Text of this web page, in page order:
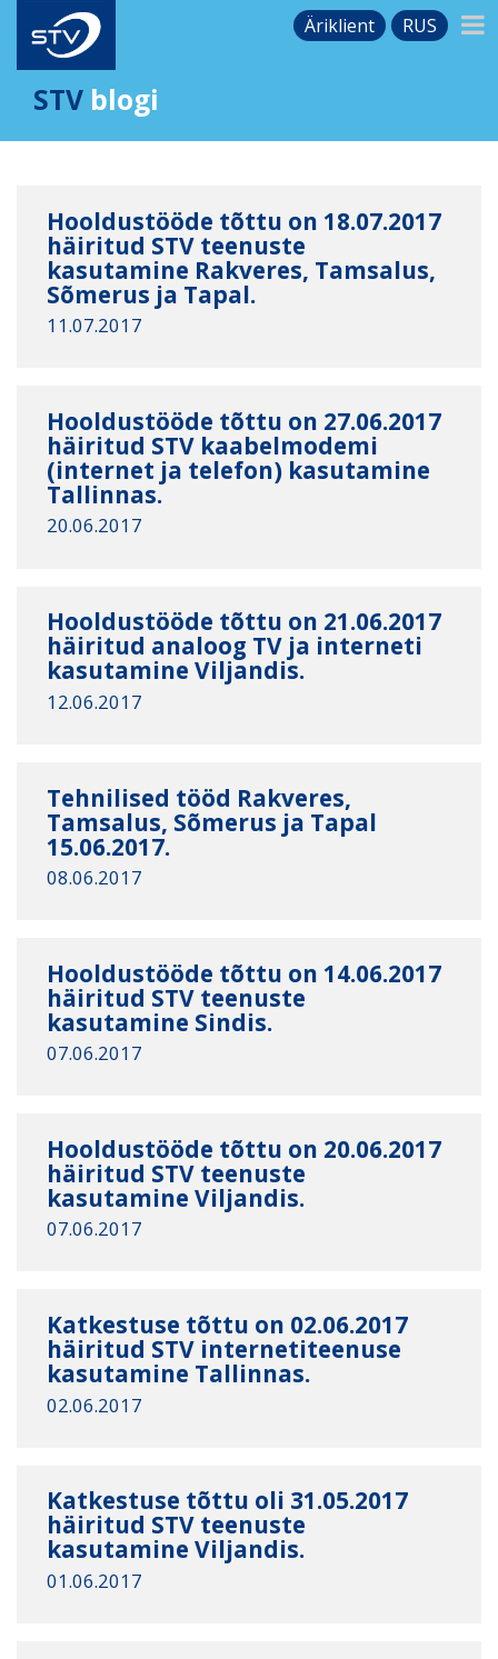
Äriklient RUS
STV blogi
Hooldustööde tõttu on 18.07.2017
häiritud STV teenuste
kasutamine Rakveres, Tamsalus,
Sõmerus ja Tapal.
11.07.2017
Hooldustööde tõttu on 27.06.2017
häiritud STV kaabelmodemi
(internet ja telefon) kasutamine
Tallinnas.
20.06.2017
Hooldustööde tõttu on 21.06.2017
häiritud analoog TV ja interneti
kasutamine Viljandis.
12.06.2017
Tehnilised tööd Rakveres,
Tamsalus, Sõmerus ja Tapal
15.06.2017.
08.06.2017
Hooldustööde tõttu on 14.06.2017
häiritud STV teenuste
kasutamine Sindis.
07.06.2017
Hooldustööde tõttu on 20.06.2017
häiritud STV teenuste
kasutamine Viljandis.
07.06.2017
Katkestuse tõttu on 02.06.2017
häiritud STV internetiteenuse
kasutamine Tallinnas.
02.06.2017
Katkestuse tõttu oli 31.05.2017
häiritud STV teenuste
kasutamine Viljandis.
01.06.2017